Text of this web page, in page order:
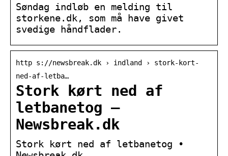
Søndag indløb en melding til
storkene.dk, som må have givet
svedige håndflader.
http s://newsbreak.dk › indland › stork-kort-
ned-af-letba…
Stork kørt ned af
letbanetog –
Newsbreak.dk
Stork kørt ned af letbanetog •